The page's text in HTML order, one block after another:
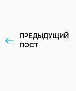
ПРЕДЫДУЩИЙ
ПОСТ